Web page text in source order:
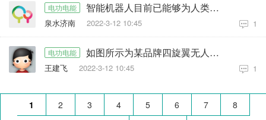
电功电能 智能机器人目前已能够为人类在很多方面进行高效率、高精准度的服务
泉水济南 2022-3-12 10:45 1
电功电能 如图所示为某品牌四旋翼无人机，该无人机具有一键起降和返航、空中悬停、高清拍摄
王建飞 2022-3-12 10:45 1
1 2 3 4 5 6 7
8